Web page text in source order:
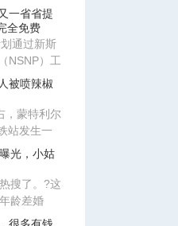
委员会
一省省提
全免费
通过新斯
NSNP）工
国人需缴
被喷辣椒
，蒙特利尔
站发生一
级导致
光，小姑
搜了。?这
龄差婚
珺又说了